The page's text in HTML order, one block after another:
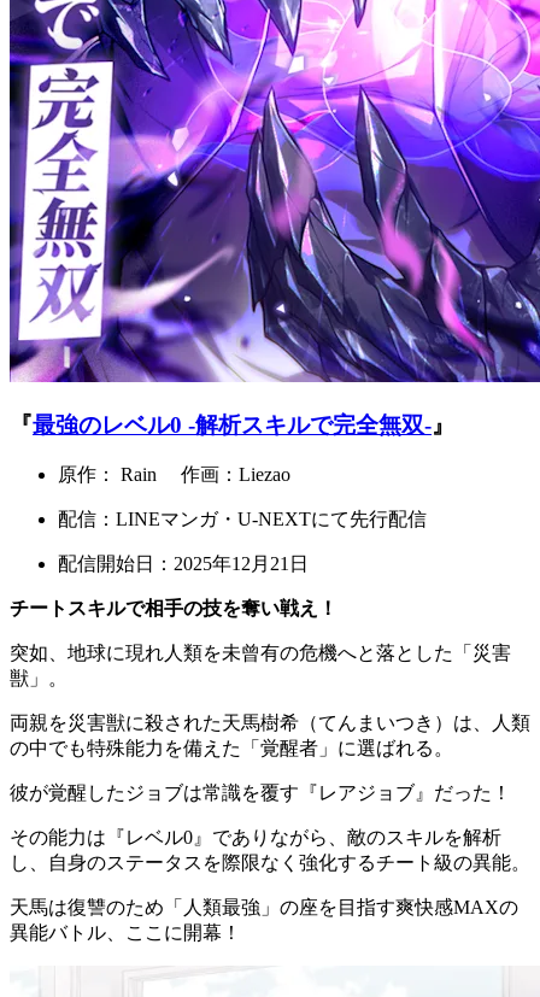
『最強のレベル0 -解析スキルで完全無双-』
原作： Rain 作画：Liezao
配信：LINEマンガ・U-NEXTにて先行配信
配信開始日：2025年12月21日
チートスキルで相手の技を奪い戦え！
突如、地球に現れ人類を未曾有の危機へと落とした「災害
獣」。
両親を災害獣に殺された天馬樹希（てんまいつき）は、人類
の中でも特殊能力を備えた「覚醒者」に選ばれる。
彼が覚醒したジョブは常識を覆す『レアジョブ』だった！
その能力は『レベル0』でありながら、敵のスキルを解析
し、自身のステータスを際限なく強化するチート級の異能。
天馬は復讐のため「人類最強」の座を目指す爽快感MAXの
異能バトル、ここに開幕！